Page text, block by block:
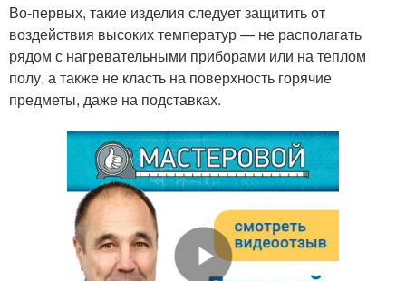
Во-первых, такие изделия следует защитить от
воздействия высоких температур — не располагать
рядом с нагревательными приборами или на теплом
полу, а также не класть на поверхность горячие
предметы, даже на подставках.